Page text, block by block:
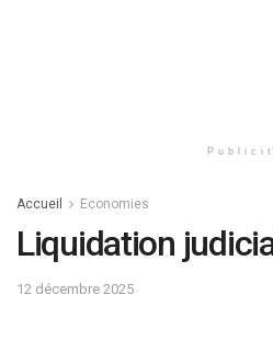
Accueil Economies
Liquidation
12 décembre 2025